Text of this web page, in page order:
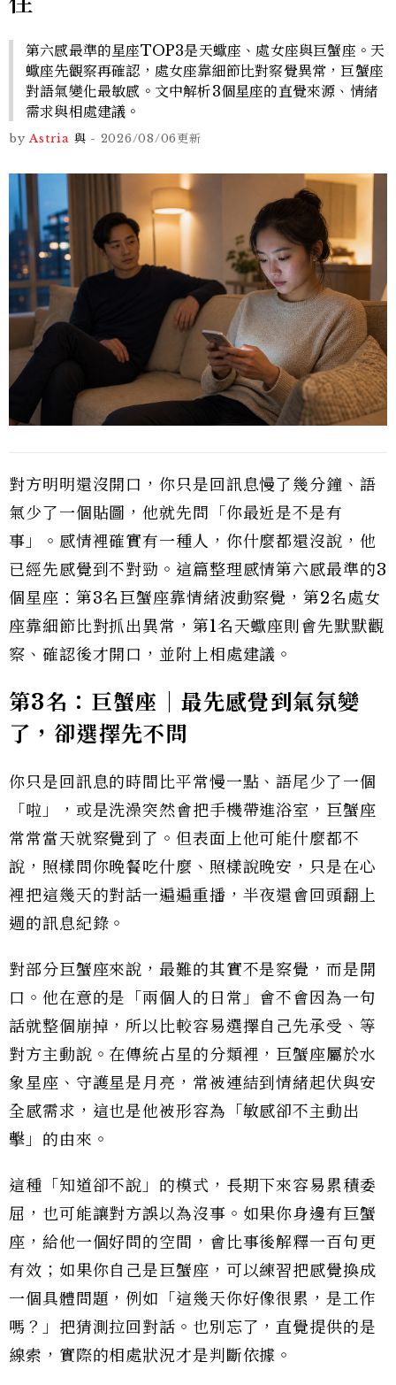
第六感最準的星座TOP3是天蠍座、處女座與巨蟹座。天
蠍座先觀察再確認，處女座靠細節比對察覺異常，巨蟹座
對語氣變化最敏感。文中解析3個星座的直覺來源、情緒
需求與相處建議。
by Astria 與 - 2026/08/06更新
對方明明還沒開口，你只是回訊息慢了幾分鐘、語
氣少了一個貼圖，他就先問「你最近是不是有
事」。感情裡確實有一種人，你什麼都還沒說，他
已經先感覺到不對勁。這篇整理感情第六感最準的3
個星座：第3名巨蟹座靠情緒波動察覺，第2名處女
座靠細節比對抓出異常，第1名天蠍座則會先默默觀
察、確認後才開口，並附上相處建議。
第3名：巨蟹座｜最先感覺到氣氛變
了，卻選擇先不問
你只是回訊息的時間比平常慢一點、語尾少了一個
「啦」，或是洗澡突然會把手機帶進浴室，巨蟹座
常常當天就察覺到了。但表面上他可能什麼都不
說，照樣問你晚餐吃什麼、照樣說晚安，只是在心
裡把這幾天的對話一遍遍重播，半夜還會回頭翻上
週的訊息紀錄。
對部分巨蟹座來說，最難的其實不是察覺，而是開
口。他在意的是「兩個人的日常」會不會因為一句
話就整個崩掉，所以比較容易選擇自己先承受、等
對方主動說。在傳統占星的分類裡，巨蟹座屬於水
象星座、守護星是月亮，常被連結到情緒起伏與安
全感需求，這也是他被形容為「敏感卻不主動出
擊」的由來。
這種「知道卻不說」的模式，長期下來容易累積委
屈，也可能讓對方誤以為沒事。如果你身邊有巨蟹
座，給他一個好問的空間，會比事後解釋一百句更
有效；如果你自己是巨蟹座，可以練習把感覺換成
一個具體問題，例如「這幾天你好像很累，是工作
嗎？」把猜測拉回對話。也別忘了，直覺提供的是
線索，實際的相處狀況才是判斷依據。